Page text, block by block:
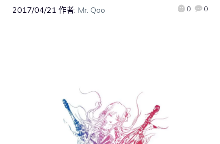
2017/04/21 作者: Mr. Qoo 0 0